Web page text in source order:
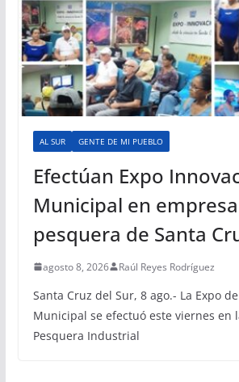
AL SUR GENTE DE MI PUEBLO
Efectúan Expo
Municipal en empresa
pesquera de Santa
agosto 8, 2026 Raúl Reyes Rodríguez
Santa Cruz del Sur, 8 ago.- La Expo
Municipal se efectuó este viernes en
Pesquera Industrial